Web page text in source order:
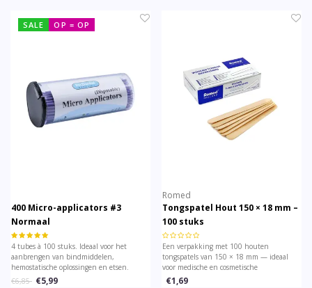
SALE OP = OP
400 Micro-applicators #3
Normaal
4 tubes à 100 stuks. Ideaal voor het
aanbrengen van bindmiddelen,
hemostatische oplossingen en etsen.
€6,85
€5,99
Romed
Tongspatel Hout 150 × 18 mm –
100 stuks
Een verpakking met 100 houten
tongspatels van 150 × 18 mm — ideaal
voor medische en cosmetische
toepassingen met hygiënische kwaliteit.
€1,69